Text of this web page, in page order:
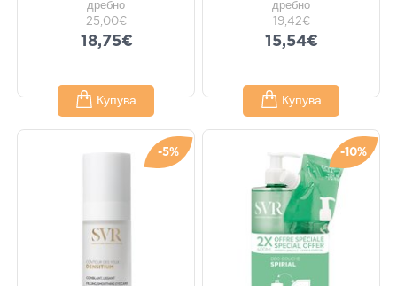
дребно
25,00€
18,75€
Купува
дребно
19,42€
15,54€
Купува
-5% -10%